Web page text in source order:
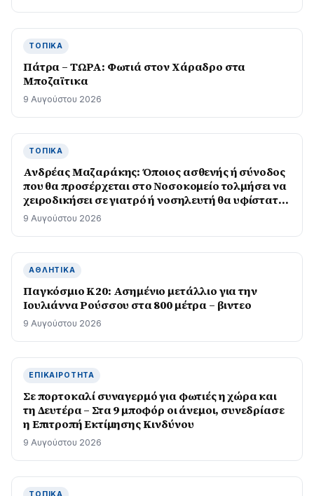
ΤΟΠΙΚΆ
Πάτρα – ΤΩΡΑ: Φωτιά στον Χάραδρο στα
Μποζαϊτικα
9 Αυγούστου 2026
ΤΟΠΙΚΆ
Ανδρέας Μαζαράκης: Όποιος ασθενής ή σύνοδος
που θα προσέρχεται στο Νοσοκομείο τολμήσει να
χειροδικήσει σε γιατρό ή νοσηλευτή θα υφίσταται
άμεσα τις συνέπειες που προβλέπονται από το
νόμο
9 Αυγούστου 2026
ΑΘΛΗΤΙΚΆ
Παγκόσμιο Κ20: Ασημένιο μετάλλιο για την
Ιουλιάννα Ρούσσου στα 800 μέτρα – βιντεο
9 Αυγούστου 2026
ΕΠΙΚΑΙΡΌΤΗΤΑ
Σε πορτοκαλί συναγερμό για φωτιές η χώρα και
τη Δευτέρα – Στα 9 μποφόρ οι άνεμοι, συνεδρίασε
η Επιτροπή Εκτίμησης Κινδύνου
9 Αυγούστου 2026